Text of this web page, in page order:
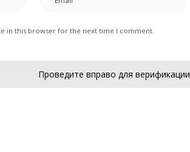
in this browser for the next time I comment.
Проведите вправо для верификации